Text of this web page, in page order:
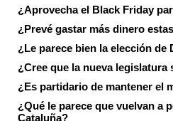
¿Aprovecha el Black Friday
¿Prevé gastar más dinero
¿Le parece bien la elección de
¿Cree que la nueva legislatura
¿Es partidario de mantener el
¿Qué le parece que vuelvan a
Cataluña?